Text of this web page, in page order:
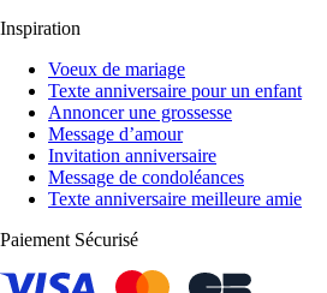
Inspiration
Voeux de mariage
Texte anniversaire pour un enfant
Annoncer une grossesse
Message d’amour
Invitation anniversaire
Message de condoléances
Texte anniversaire meilleure amie
Paiement Sécurisé